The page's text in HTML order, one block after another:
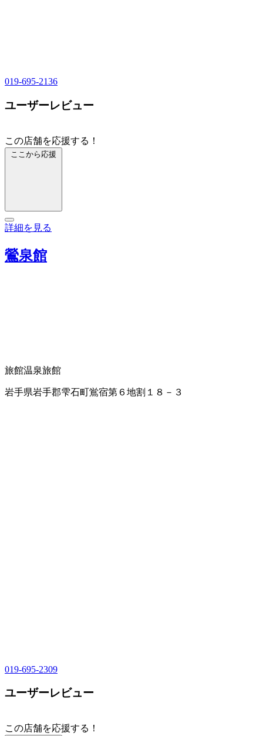
019-695-2136
ユーザーレビュー
この店舗を応援する！
ここから応援
詳細を見る
鶯泉館
旅館温泉旅館
岩手県岩手郡雫石町鴬宿第６地割１８－３
019-695-2309
ユーザーレビュー
この店舗を応援する！